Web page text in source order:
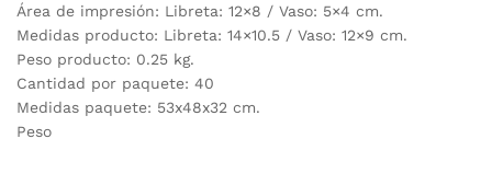
Área de impresión: Libreta: 12×8 / Vaso: 5×4 cm.
Medidas producto: Libreta: 14×10.5 / Vaso: 12×9 cm.
Peso producto: 0.25 kg.
Cantidad por paquete: 40
Medidas paquete: 53x48x32 cm.
Peso